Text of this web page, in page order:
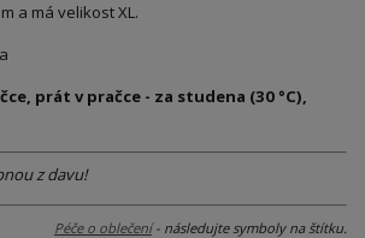
a má velikost XL.
prát v pračce - za studena (30 °C),
z davu!
Péče o oblečení- následujte symboly na štítku.